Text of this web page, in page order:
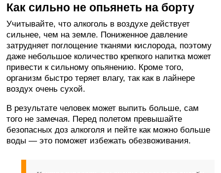
Как сильно не опьянеть на борту
Учитывайте, что алкоголь в воздухе действует
сильнее, чем на земле. Пониженное давление
затрудняет поглощение тканями кислорода, поэтому
даже небольшое количество крепкого напитка может
привести к сильному опьянению. Кроме того,
организм быстро теряет влагу, так как в лайнере
воздух очень сухой.
В результате человек может выпить больше, сам
того не замечая. Перед полетом превышайте
безопасных доз алкоголя и пейте как можно больше
воды — это поможет избежать обезвоживания.